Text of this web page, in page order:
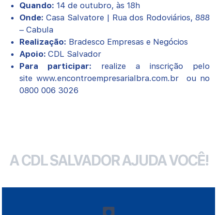
Quando: 14 de outubro, às 18h
Onde: Casa Salvatore | Rua dos Rodoviários, 888
– Cabula
Realização: Bradesco Empresas e Negócios
Apoio: CDL Salvador
Para participar: realize a inscrição pelo
site www.encontroempresarialbra.com.br ou no
0800 006 3026
A CDL SALVADOR AJUDA VOCÊ!